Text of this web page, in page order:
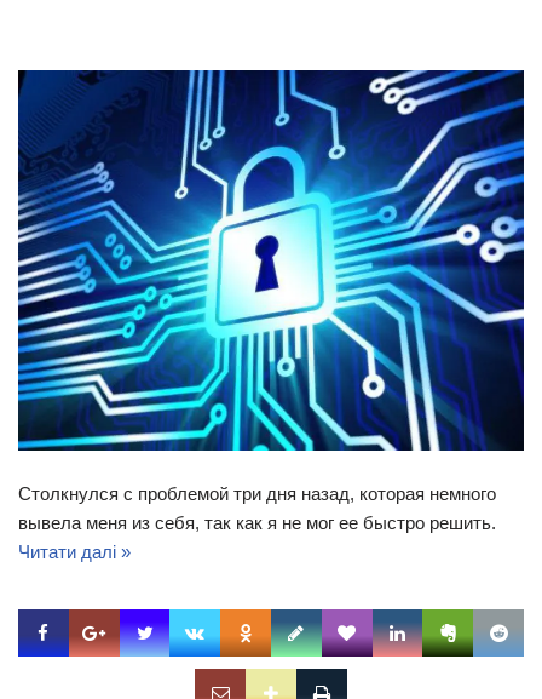
Столкнулся с проблемой три дня назад, которая немного
вывела меня из себя, так как я не мог ее быстро решить.
Читати далі »